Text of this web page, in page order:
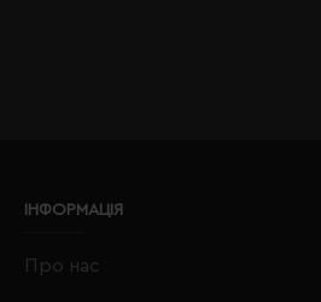
ІНФОРМАЦІЯ
Про нас